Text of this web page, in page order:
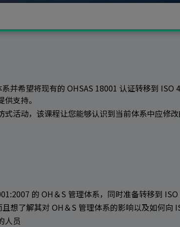
并希望将现有的 OHSAS 18001 认证转移到 ISO
支持。
式活动，该课程让您能够认识到当前体系中应修
的 OH＆S 管理体系，同时准备转移到
想了解其对 OH＆S 管理体系的影响以及如何向
人员